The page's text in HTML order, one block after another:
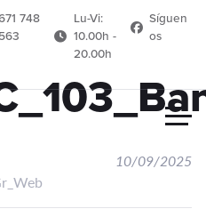
748
563
Lu-Vi:
10.00h -
20.00h
Síguen
os
10/09/2025